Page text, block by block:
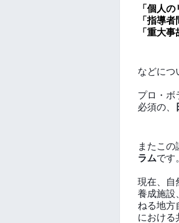
「個人
「指導者
「重大
などにつ
プロ・ボ
必須の、
またこの
ラムです
現在、自
養成施設
ねる地方
における